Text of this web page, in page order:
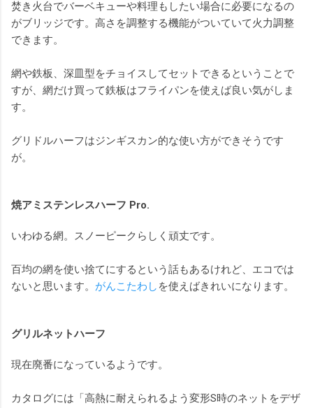
焚き火台でバーベキューや料理もしたい場合に必要になるの
がブリッジです。高さを調整する機能がついていて火力調整
できます。
網や鉄板、深皿型をチョイスしてセットできるということで
すが、網だけ買って鉄板はフライパンを使えば良い気がしま
す。
グリドルハーフはジンギスカン的な使い方ができそうです
が。
焼アミステンレスハーフ Pro.
いわゆる網。スノーピークらしく頑丈です。
百均の網を使い捨てにするという話もあるけれど、エコでは
ないと思います。 がんこたわし を使えばきれいになります。
グリルネットハーフ
現在廃番になっているようです。
カタログには「高熱に耐えられるよう変形S時のネットをデザ